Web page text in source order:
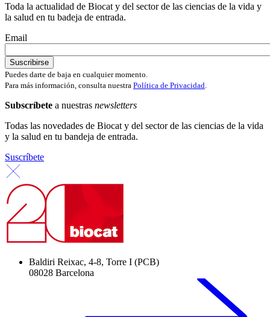
Toda la actualidad de Biocat y del sector de las ciencias de la vida y
la salud en tu badeja de entrada.
Email
Puedes darte de baja en cualquier momento.
Para más información, consulta nuestra Política de Privacidad
Subscríbete a nuestras newsletters
Todas las novedades de Biocat y del sector de las ciencias de la vida
y la salud en tu bandeja de entrada.
Suscríbete
Baldiri Reixac, 4-8, Torre I (PCB)
08028 Barcelona